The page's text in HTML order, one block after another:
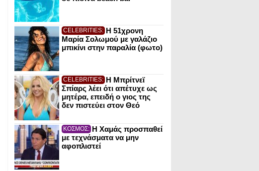
CELEBRITIES: Η 51χρονη
Μαρία Σολωμού με γαλάζιο
μπικίνι στην παραλία (φωτο)
CELEBRITIES: Η Μπρίτνεϊ
Σπίαρς λέει ότι απέτυχε ως
μητέρα, επειδή ο γιος της
δεν πιστεύει στον Θεό
ΚΟΣΜΟΣ: Η Χαμάς προσπαθεί
με τεχνάσματα να μην
αφοπλιστεί